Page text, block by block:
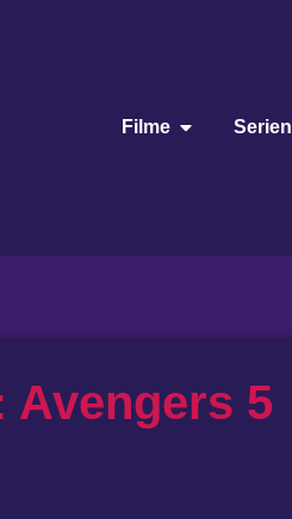
Filme Serien
Avengers 5